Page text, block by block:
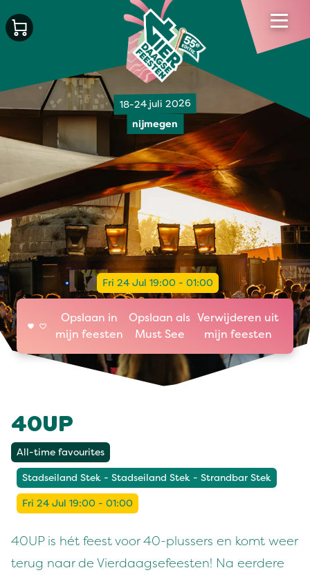
18-24 juli 2026
nijmegen
Fri 24 Jul 19:00 - 01:00
Opslaan in
mijn feesten
Opslaan als
Must See
Verwijderen uit
mijn feesten
40UP
All-time favourites
Stadseiland Stek - Stadseiland Stek - Strandbar Stek
Fri 24 Jul 19:00 - 01:00
40UP is hét feest voor 40-plussers en komt weer
terug naar de Vierdaagsefeesten! Na eerdere